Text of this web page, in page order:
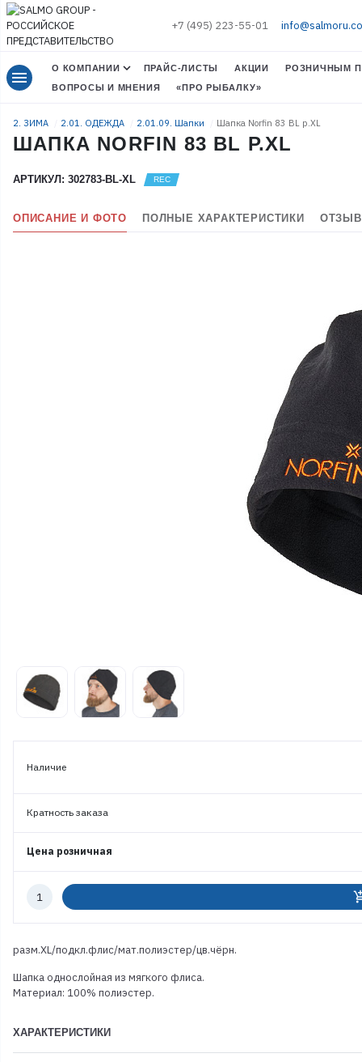
+7 (495) 223-55-01
menu О КОМПАНИИ ПРАЙС-ЛИСТЫ АКЦИИ
РОЗНИЧНЫМ
ВОПРОСЫ И МНЕНИЯ
«ПРО РЫБАЛКУ»
2. ЗИМА 2.01. ОДЕЖДА 2.01.09. Шапки Шапка Norfin 83 BL р.XL
ШАПКА NORFIN 83 BL Р.XL
АРТИКУЛ: 302783-BL-XL
ОПИСАНИЕ И ФОТО ПОЛНЫЕ ХАРАКТЕРИСТИКИ
Наличие
Кратность заказа
Цена розничная
Количество
разм.XL/подкл.флис/мат.полиэстер/цв.чёрн.
Шапка однослойная из мягкого флиса.
Материал: 100% полиэстер.
ХАРАКТЕРИСТИКИ